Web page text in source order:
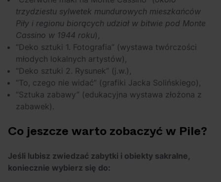
trzydziestu sylwetek mundurowych mieszkańców
Piły i regionu biorących udział w bitwie pod Monte
Cassino w 1944 roku),
“Deko sztuki 1. Fotografia” (wystawa twórczości
młodych lokalnych artystów),
“Deko sztuki 2. Rysunek” (j.w.),
“To, czego nie widać” (grafiki Jacka Solińskiego),
“Sztuka zabawy” (edukacyjna wystawa złożona z
zabawek).
Co jeszcze warto zobaczyć w Pile?
Jeśli lubisz zwiedzać zabytki i obiekty sakralne,
koniecznie wybierz się do: